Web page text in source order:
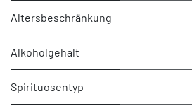
Altersbeschränkung
Alkoholgehalt
Spirituosentyp